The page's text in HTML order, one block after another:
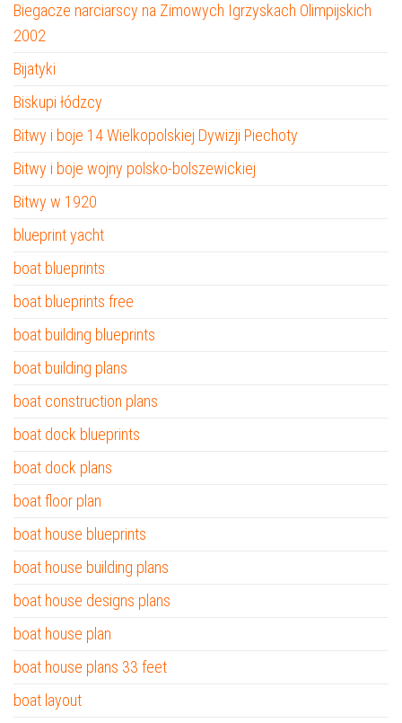
Biegacze narciarscy na Zimowych Igrzyskach Olimpijskich
2002
Bijatyki
Biskupi łódzcy
Bitwy i boje 14 Wielkopolskiej Dywizji Piechoty
Bitwy i boje wojny polsko-bolszewickiej
Bitwy w 1920
blueprint yacht
boat blueprints
boat blueprints free
boat building blueprints
boat building plans
boat construction plans
boat dock blueprints
boat dock plans
boat floor plan
boat house blueprints
boat house building plans
boat house designs plans
boat house plan
boat house plans 33 feet
boat layout